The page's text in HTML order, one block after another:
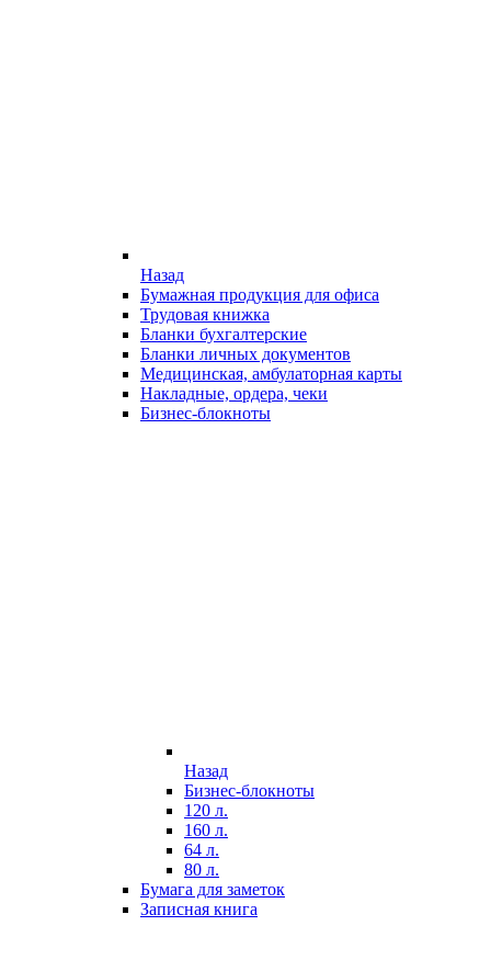
Назад
Бумажная продукция для офиса
Трудовая книжка
Бланки бухгалтерские
Бланки личных документов
Медицинская, амбулаторная карты
Накладные, ордера, чеки
Бизнес-блокноты
Назад
Бизнес-блокноты
120 л.
160 л.
64 л.
80 л.
Бумага для заметок
Записная книга